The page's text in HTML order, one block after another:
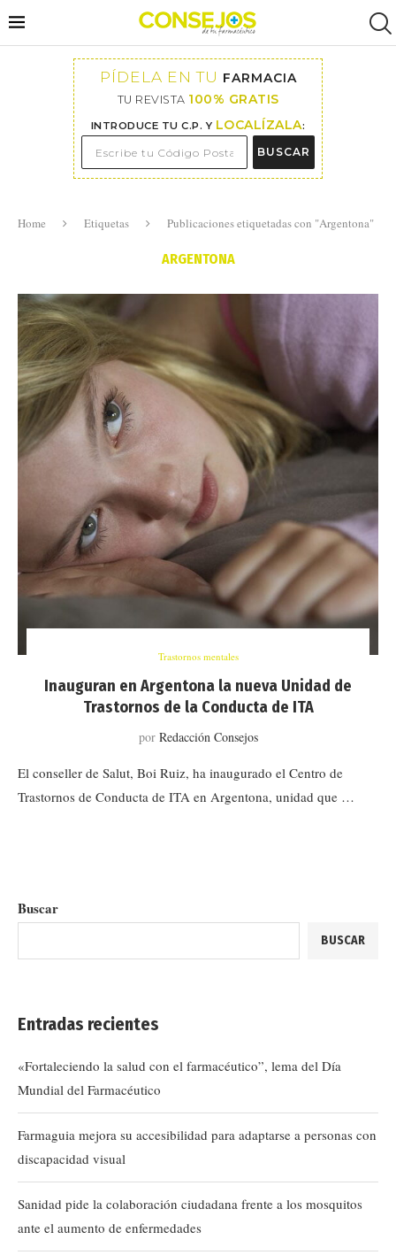
PÍDELA EN TU FARMACIA
TU REVISTA 100% GRATIS
INTRODUCE TU C.P. Y LOCALÍZALA:
BUSCAR
Home Etiquetas Publicaciones etiquetadas con "Argentona"
ARGENTONA
Trastornos mentales
Inauguran en Argentona la nueva Unidad de
Trastornos de la Conducta de ITA
por Redacción Consejos
El conseller de Salut, Boi Ruiz, ha inaugurado el Centro de
Trastornos de Conducta de ITA en Argentona, unidad que …
Buscar
BUSCAR
Entradas recientes
«Fortaleciendo la salud con el farmacéutico”, lema del Día
Mundial del Farmacéutico
Farmaguia mejora su accesibilidad para adaptarse a personas con
discapacidad visual
Sanidad pide la colaboración ciudadana frente a los mosquitos
ante el aumento de enfermedades